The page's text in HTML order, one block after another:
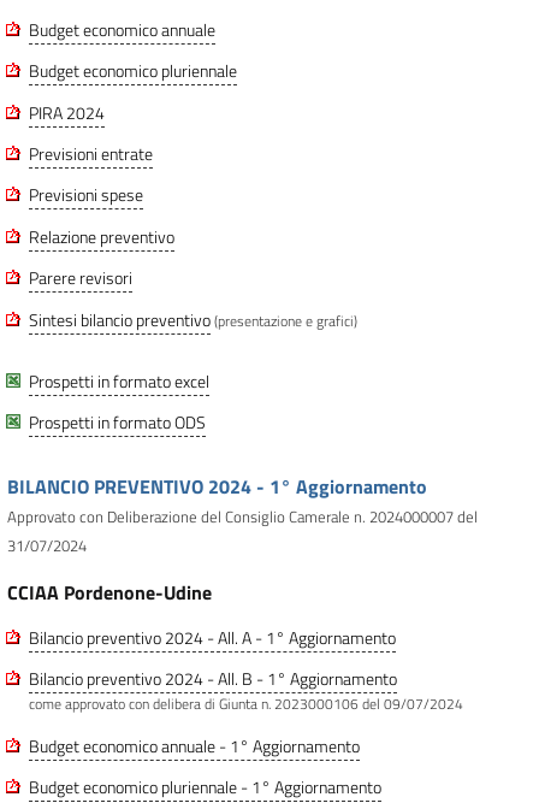
Budget economico annuale
Budget economico pluriennale
PIRA 2024
Previsioni entrate
Previsioni spese
Relazione preventivo
Parere revisori
Sintesi bilancio preventivo(presentazione e grafici)
Prospetti in formato excel
Prospetti in formato ODS
BILANCIO PREVENTIVO 2024 - 1° Aggiornamento
Approvato con Deliberazione del Consiglio Camerale n. 2024000007 del
31/07/2024
CCIAA Pordenone-Udine
Bilancio preventivo 2024 - All. A - 1° Aggiornamento
Bilancio preventivo 2024 - All. B - 1° Aggiornamento
come approvato con delibera di Giunta n. 2023000106 del 09/07/2024
Budget economico annuale - 1° Aggiornamento
Budget economico pluriennale - 1° Aggiornamento